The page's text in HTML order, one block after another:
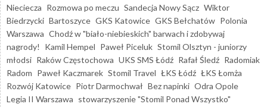
Nieciecza Rozmowa po meczu Sandecja Nowy Sącz Wiktor
Biedrzycki Bartoszyce GKS Katowice GKS Bełchatów Polonia
Warszawa Chodź w "biało-niebieskich" barwach i zdobywaj
nagrody!
Kamil Hempel Paweł Piceluk Stomil Olsztyn - juniorzy
młodsi Raków Częstochowa UKS SMS Łódź Rafał Śledź Radomiak
Radom Paweł Kaczmarek Stomil Travel ŁKS Łódź ŁKS Łomża
Rozwój Katowice Piotr Darmochwał Bez napinki Odra Opole
Legia II Warszawa stowarzyszenie "Stomil Ponad Wszystko"